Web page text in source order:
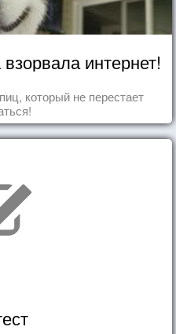
интернет!
который не перестает